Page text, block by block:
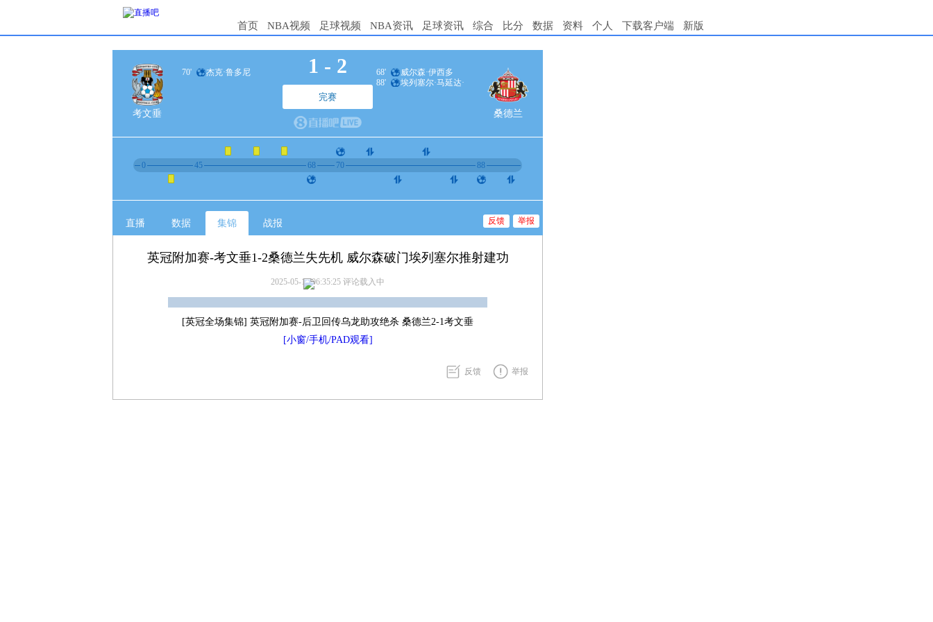
首页 NBA视频 足球视频 NBA资讯 足球资讯 综合 比分 数据 资料 个人 下载客户端 新版
考文垂
70' 杰克·鲁多尼 1 - 2
完赛
68'
威尔森·伊西多
88'
埃列塞尔·马延达·
桑德兰
0 45 68 70 88
直播 数据 集锦 战报 举报
反馈
英冠附加赛-考文垂1-2桑德兰失先机 威尔森破门埃列塞尔推射建功
2025-05-10 06:35:25 评论载入中
[英冠全场集锦] 英冠附加赛-后卫回传乌龙助攻绝杀 桑德兰2-1考文垂
[小窗/手机/PAD观看]
反馈 举报